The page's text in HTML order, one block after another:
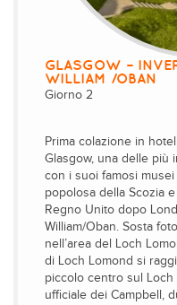
GLASGOW –
WILLIAM /OBAN
Giorno 2
Prima colazione in
Glasgow, una delle più
con i suoi famosi musei
popolosa della Scozia
Regno Unito dopo
William/Oban. Sosta
nell’area del Loch
di Loch Lomond si
piccolo centro sul
ufficiale dei Campbell,